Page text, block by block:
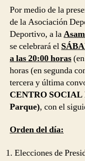
Por medio de la
de la Asociación
Deportivo, a la
se celebrará el
a las 20:00 horas
horas (en segunda
tercera y última
CENTRO SOCIAL
Parque), con el
Orden del día:
Elecciones de